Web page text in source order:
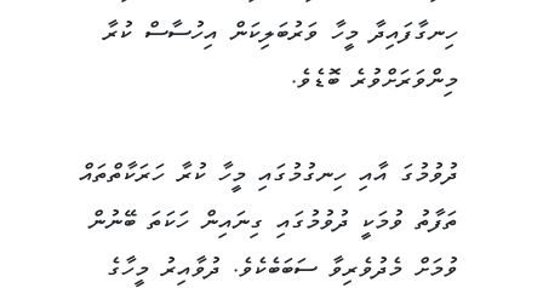
ހިނގާފައިދާ މީހާ ވަރުބަލިކަން އިހުސާސް ކުރާ
މިންވަރަށްވުރެ ބޮޑެވެ.
ދުވުމުގަ އާއި ހިނގުމުގައި މީހާ ކުރާ ހަރަކާތްތައް
ތަފާތު ވުމަކީ ދުވުމުގައި ގިނައިން ހަކަތަ ބޭނުން
ވުމަށް މެދުވެރިވާ ސަބަބެކެވެ. ދުވާއިރު މީހާގެ